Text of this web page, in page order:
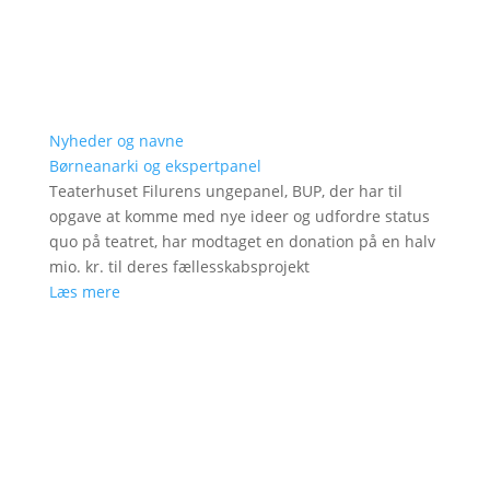
Nyheder og navne
Børneanarki og ekspertpanel
Teaterhuset Filurens ungepanel, BUP, der har til
opgave at komme med nye ideer og udfordre status
quo på teatret, har modtaget en donation på en halv
mio. kr. til deres fællesskabsprojekt
Læs mere